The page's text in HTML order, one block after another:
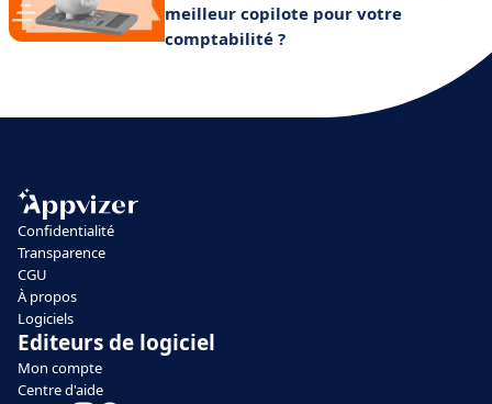
meilleur copilote pour votre
comptabilité ?
Confidentialité
Transparence
CGU
À propos
Logiciels
Editeurs de logiciel
Mon compte
Centre d'aide